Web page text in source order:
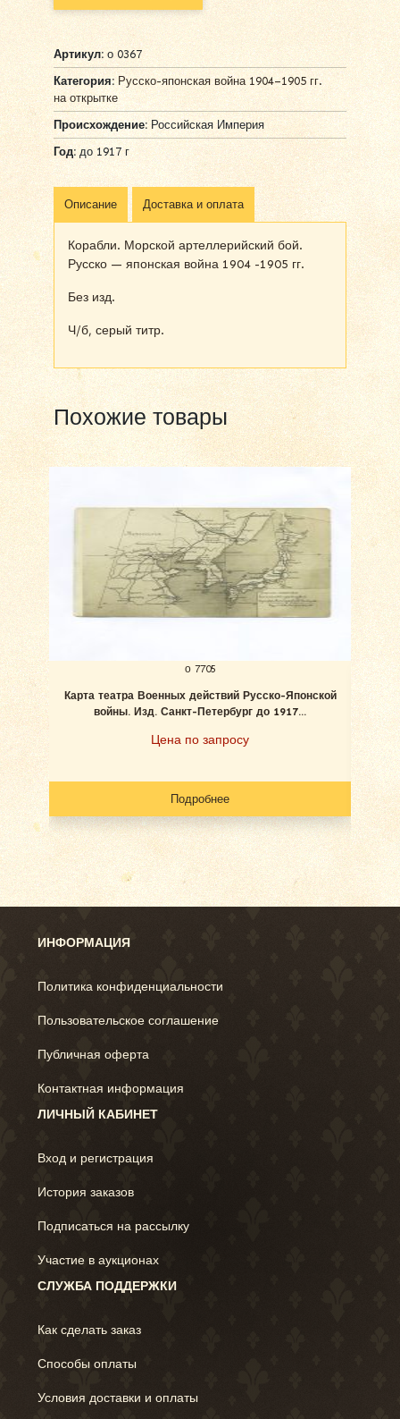
Артикул: о 0367
Категория: Русско-японская война 1904–1905 гг.
на открытке
Происхождение:Российская Империя
Год:до 1917 г
Описание Доставка и оплата
Корабли. Морской артеллерийский бой.
Русско — японская война 1904 -1905 гг.
Без изд.
Ч/б, серый титр.
Похожие товары
о 7705
Карта театра Военных действий Русско-Японской
войны. Изд. Санкт-Петербург до 1917...
Цена по запросу
Подробнее
ИНФОРМАЦИЯ
Политика конфиденциальности
Пользовательское соглашение
Публичная оферта
Контактная информация
ЛИЧНЫЙ КАБИНЕТ
Вход и регистрация
История заказов
Подписаться на рассылку
Участие в аукционах
СЛУЖБА ПОДДЕРЖКИ
Как сделать заказ
Способы оплаты
Условия доставки и оплаты